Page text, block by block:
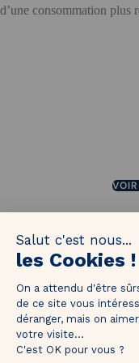
d’une consommation plus